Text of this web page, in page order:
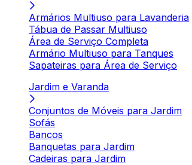
Armários Multiuso para Lavanderia
Tábua de Passar Multiuso
Área de Serviço Completa
Armário Multiuso para Tanques
Sapateiras para Área de Serviço
Jardim e Varanda
Conjuntos de Móveis para Jardim
Sofás
Bancos
Banquetas para Jardim
Cadeiras para Jardim